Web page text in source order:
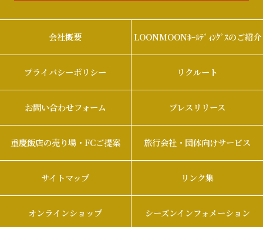
会社概要 LOONMOONﾎｰﾙﾃﾞｨﾝｸﾞｽのご紹介
プライバシーポリシー リクルート
お問い合わせフォーム プレスリリース
重慶飯店の売り場・FCご提案 旅行会社・団体向けサービス
サイトマップ リンク集
オンラインショップ シーズンインフォメーション